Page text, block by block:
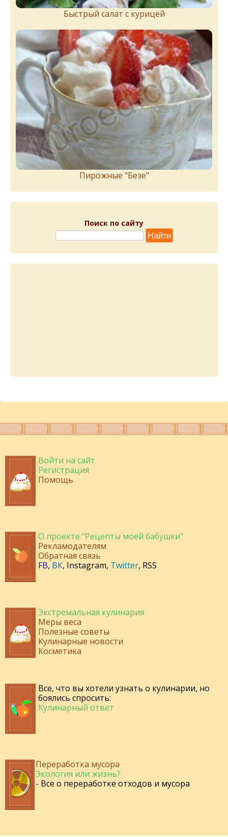
Быстрый салат с курицей
Пирожныe "Бeзe"
Поиск по сайту
Войти на сайт
Регистрация
Помощь
О проекте "Рецепты моей бабушки"
Рекламодателям
Обратная связь
FB, ВК, Instagram, Twitter, RSS
Экстремальная кулинария
Меры веса
Полезные советы
Кулинарные новости
Косметика
Все, что вы хотели узнать о кулинарии, но
боялись спросить:
Кулинарный ответ
Переработка мусора
Экология или жизнь?
- Все о переработке отходов и мусора